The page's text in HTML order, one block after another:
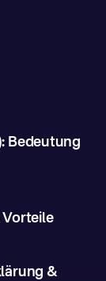
Bedeutung
Vorteile
&